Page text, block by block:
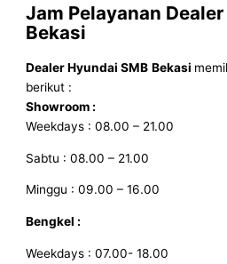
Jam Pelayanan
Bekasi
Dealer Hyundai SMB Bekasi
berikut :
Showroom :
Weekdays : 08.00 – 21.00
Sabtu : 08.00 – 21.00
Minggu : 09.00 – 16.00
Bengkel :
Weekdays : 07.00- 18.00